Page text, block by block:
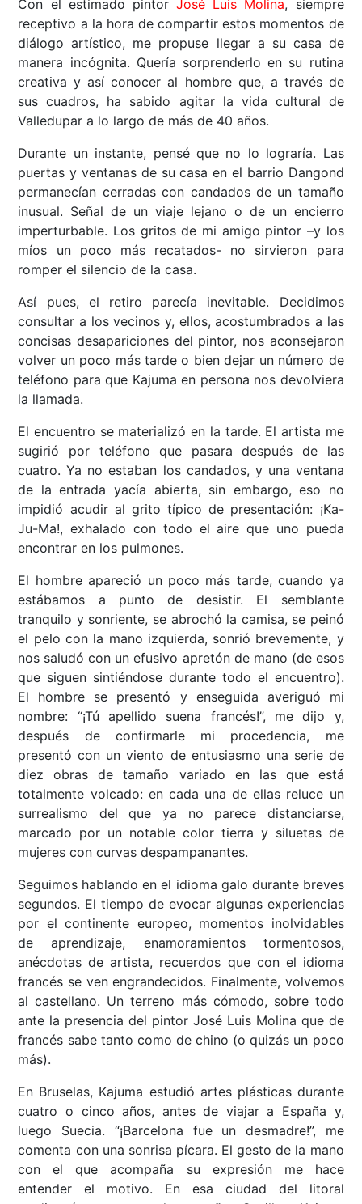
Con el estimado pintorJosé Luis Molina, siempre
receptivo a la hora de compartir estos momentos de
diálogo artístico, me propuse llegar a su casa de
manera incógnita. Quería sorprenderlo en su rutina
creativa y así conocer al hombre que, a través de
sus cuadros, ha sabido agitar la vida cultural de
Valledupar a lo largo de más de 40 años.
Durante un instante, pensé que no lo lograría. Las
puertas y ventanas de su casa en el barrio Dangond
permanecían cerradas con candados de un tamaño
inusual. Señal de un viaje lejano o de un encierro
imperturbable. Los gritos de mi amigo pintor –y los
míos un poco más recatados- no sirvieron para
romper el silencio de la casa.
Así pues, el retiro parecía inevitable. Decidimos
consultar a los vecinos y, ellos, acostumbrados a las
concisas desapariciones del pintor, nos aconsejaron
volver un poco más tarde o bien dejar un número de
teléfono para que Kajuma en persona nos devolviera
la llamada.
El encuentro se materializó en la tarde. El artista me
sugirió por teléfono que pasara después de las
cuatro. Ya no estaban los candados, y una ventana
de la entrada yacía abierta, sin embargo, eso no
impidió acudir al grito típico de presentación: ¡Ka-
Ju-Ma!, exhalado con todo el aire que uno pueda
encontrar en los pulmones.
El hombre apareció un poco más tarde, cuando ya
estábamos a punto de desistir. El semblante
tranquilo y sonriente, se abrochó la camisa, se peinó
el pelo con la mano izquierda, sonrió brevemente, y
nos saludó con un efusivo apretón de mano (de esos
que siguen sintiéndose durante todo el encuentro).
El hombre se presentó y enseguida averiguó mi
nombre: “¡Tú apellido suena francés!”, me dijo y,
después de confirmarle mi procedencia, me
presentó con un viento de entusiasmo una serie de
diez obras de tamaño variado en las que está
totalmente volcado: en cada una de ellas reluce un
surrealismo del que ya no parece distanciarse,
marcado por un notable color tierra y siluetas de
mujeres con curvas despampanantes.
Seguimos hablando en el idioma galo durante breves
segundos. El tiempo de evocar algunas experiencias
por el continente europeo, momentos inolvidables
de aprendizaje, enamoramientos tormentosos,
anécdotas de artista, recuerdos que con el idioma
francés se ven engrandecidos. Finalmente, volvemos
al castellano. Un terreno más cómodo, sobre todo
ante la presencia del pintor José Luis Molina que de
francés sabe tanto como de chino (o quizás un poco
más).
En Bruselas, Kajuma estudió artes plásticas durante
cuatro o cinco años, antes de viajar a España y,
luego Suecia. “¡Barcelona fue un desmadre!”, me
comenta con una sonrisa pícara. El gesto de la mano
con el que acompaña su expresión me hace
entender el motivo. En esa ciudad del litoral